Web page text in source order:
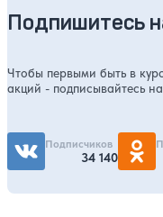
Подпишитесь
Чтобы первыми быть в
акций - подписывайтесь
Подписчиков
34 140